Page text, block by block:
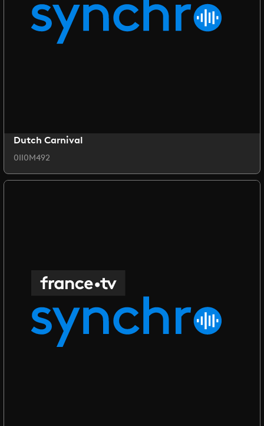
Dutch Carnival
0II0M492